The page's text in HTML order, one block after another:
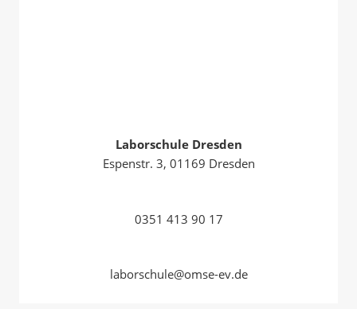
Laborschule Dresden
Espenstr. 3, 01169 Dresden
0351 413 90 17
laborschule@omse-ev.de